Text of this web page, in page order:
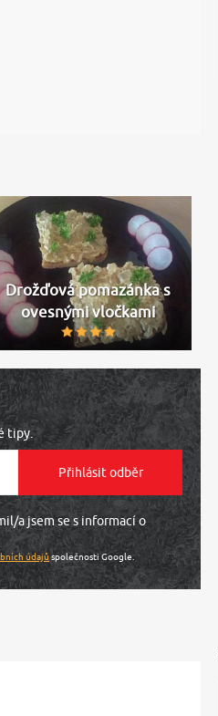
Drožďová pomazánka s
ovesnými vločkami
tipy.
a jsem se s informací o
údajůspolečnosti Google.